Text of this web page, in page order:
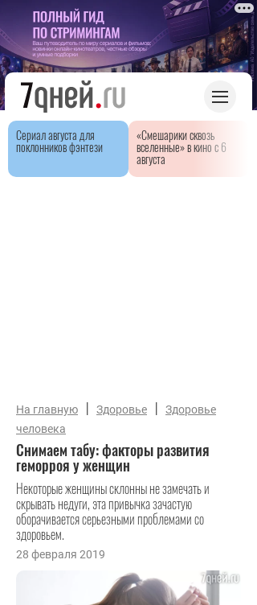
Сериал августа для
поклонников фэнтези
«Смешарики сквозь
вселенные» в кино с 6
августа
На главную | Здоровье |
Здоровье
человека
Снимаем табу: факторы развития
геморроя у женщин
Некоторые женщины склонны не замечать и
скрывать недуги, эта привычка зачастую
оборачивается серьезными проблемами со
здоровьем.
28 февраля 2019